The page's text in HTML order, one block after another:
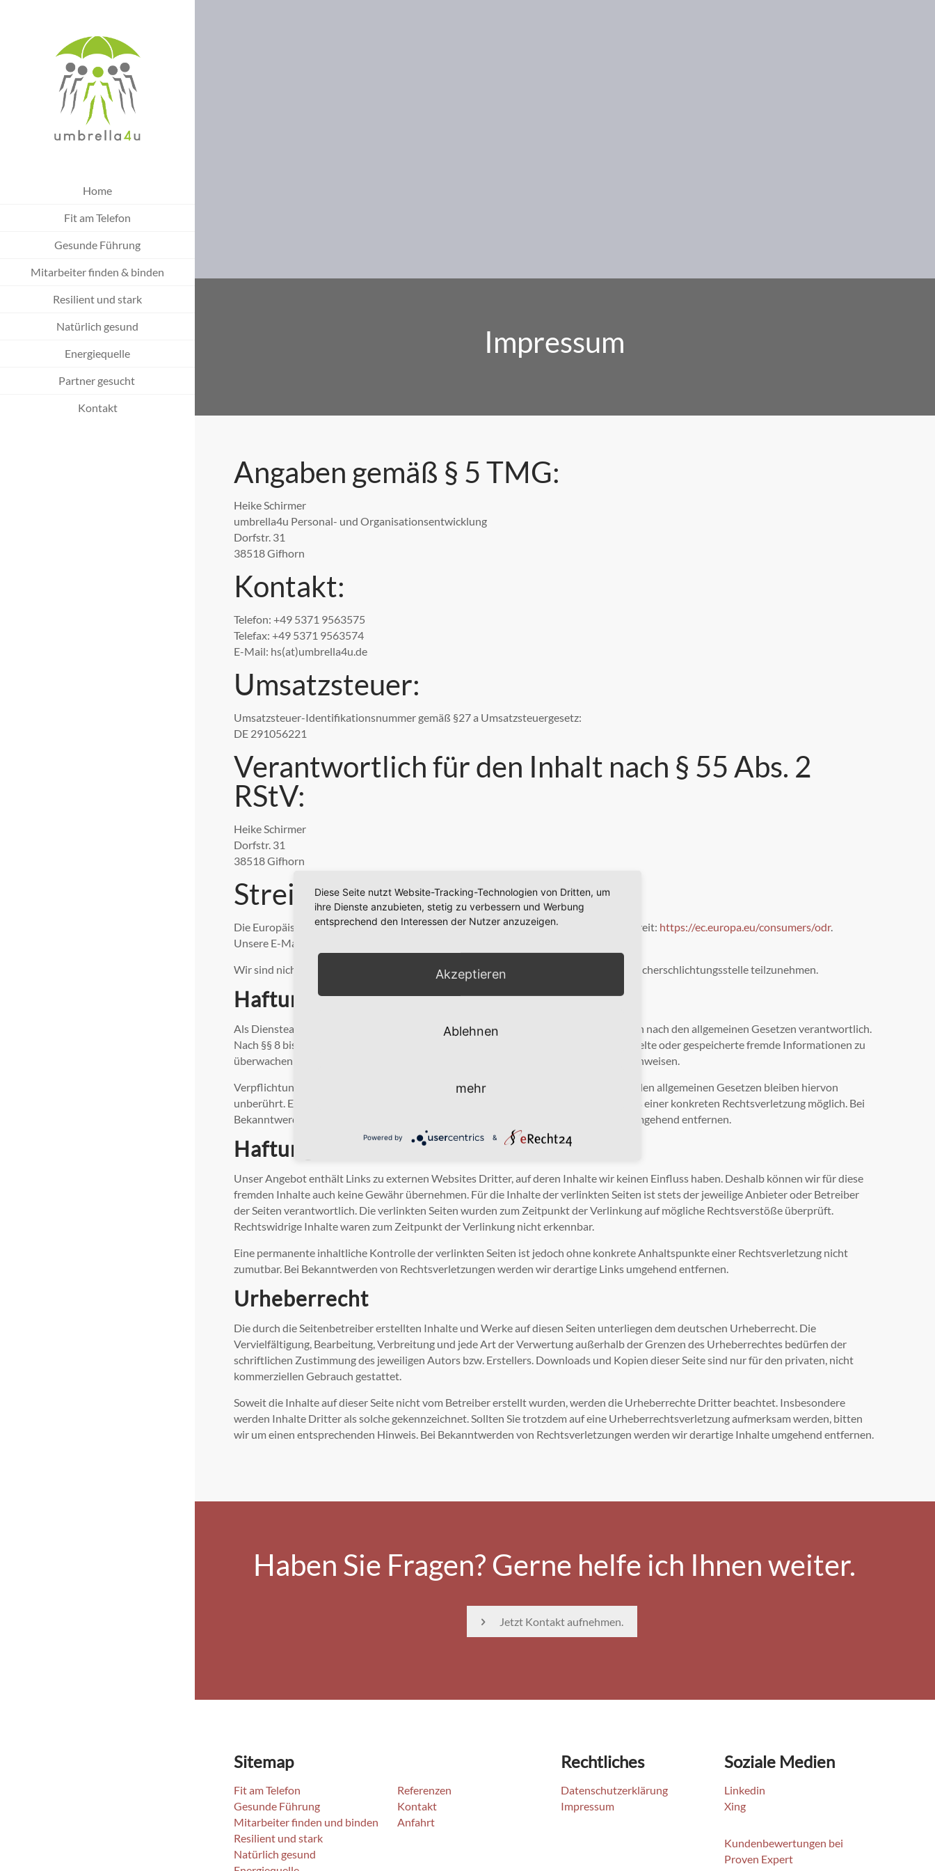
Home
Fit am Telefon
Gesunde Führung
Mitarbeiter finden & binden
Resilient und stark
Natürlich gesund
Energiequelle
Partner gesucht
Kontakt
Impressum
Angaben gemäß § 5 TMG:
Heike Schirmer
umbrella4u Personal- und Organisationsentwicklung
Dorfstr. 31
38518 Gifhorn
Kontakt:
Telefon: +49 5371 9563575
Telefax: +49 5371 9563574
E-Mail: hs(at)umbrella4u.de
Umsatzsteuer:
Umsatzsteuer-Identifikationsnummer gemäß §27 a Umsatzsteuergesetz:
DE 291056221
Verantwortlich für den Inhalt nach § 55 Abs. 2
RStV:
Heike Schirmer
Dorfstr. 31
38518 Gifhorn
Streitschlichtung
Die Europäische Kommission stellt eine Plattform zur Online-Streitbeilegung (OS) bereit: https://ec.europa.eu/consumers/odr.
Unsere E-Mail-Adresse finden Sie oben im Impressum.
Wir sind nicht bereit oder verpflichtet, an Streitbeilegungsverfahren vor einer Verbraucherschlichtungsstelle teilzunehmen.
Haftung für Inhalte
Als Diensteanbieter sind wir gemäß § 7 Abs.1 TMG für eigene Inhalte auf diesen Seiten nach den allgemeinen Gesetzen verantwortlich.
Nach §§ 8 bis 10 TMG sind wir als Diensteanbieter jedoch nicht verpflichtet, übermittelte oder gespeicherte fremde Informationen zu
überwachen oder nach Umständen zu forschen, die auf eine rechtswidrige Tätigkeit hinweisen.
Verpflichtungen zur Entfernung oder Sperrung der Nutzung von Informationen nach den allgemeinen Gesetzen bleiben hiervon
unberührt. Eine diesbezügliche Haftung ist jedoch erst ab dem Zeitpunkt der Kenntnis einer konkreten Rechtsverletzung möglich. Bei
Bekanntwerden von entsprechenden Rechtsverletzungen werden wir diese Inhalte umgehend entfernen.
Haftung für Links
Unser Angebot enthält Links zu externen Websites Dritter, auf deren Inhalte wir keinen Einfluss haben. Deshalb können wir für diese
fremden Inhalte auch keine Gewähr übernehmen. Für die Inhalte der verlinkten Seiten ist stets der jeweilige Anbieter oder Betreiber
der Seiten verantwortlich. Die verlinkten Seiten wurden zum Zeitpunkt der Verlinkung auf mögliche Rechtsverstöße überprüft.
Rechtswidrige Inhalte waren zum Zeitpunkt der Verlinkung nicht erkennbar.
Eine permanente inhaltliche Kontrolle der verlinkten Seiten ist jedoch ohne konkrete Anhaltspunkte einer Rechtsverletzung nicht
zumutbar. Bei Bekanntwerden von Rechtsverletzungen werden wir derartige Links umgehend entfernen.
Urheberrecht
Die durch die Seitenbetreiber erstellten Inhalte und Werke auf diesen Seiten unterliegen dem deutschen Urheberrecht. Die
Vervielfältigung, Bearbeitung, Verbreitung und jede Art der Verwertung außerhalb der Grenzen des Urheberrechtes bedürfen der
schriftlichen Zustimmung des jeweiligen Autors bzw. Erstellers. Downloads und Kopien dieser Seite sind nur für den privaten, nicht
kommerziellen Gebrauch gestattet.
Soweit die Inhalte auf dieser Seite nicht vom Betreiber erstellt wurden, werden die Urheberrechte Dritter beachtet. Insbesondere
werden Inhalte Dritter als solche gekennzeichnet. Sollten Sie trotzdem auf eine Urheberrechtsverletzung aufmerksam werden, bitten
wir um einen entsprechenden Hinweis. Bei Bekanntwerden von Rechtsverletzungen werden wir derartige Inhalte umgehend entfernen.
Haben Sie Fragen? Gerne helfe ich Ihnen weiter.
Jetzt Kontakt aufnehmen.
Sitemap
Fit am Telefon
Gesunde Führung
Mitarbeiter finden und binden
Resilient und stark
Natürlich gesund
Referenzen
Kontakt
Anfahrt
Rechtliches
Datenschutzerklärung
Impressum
Soziale Medien
Linkedin
Xing
Kundenbewertungen bei
Proven Expert
Diese Seite nutzt Website-Tracking-Technologien von Dritten, um
ihre Dienste anzubieten, stetig zu verbessern und Werbung
entsprechend den Interessen der Nutzer anzuzeigen.
Akzeptieren
Ablehnen
mehr
Powered by &